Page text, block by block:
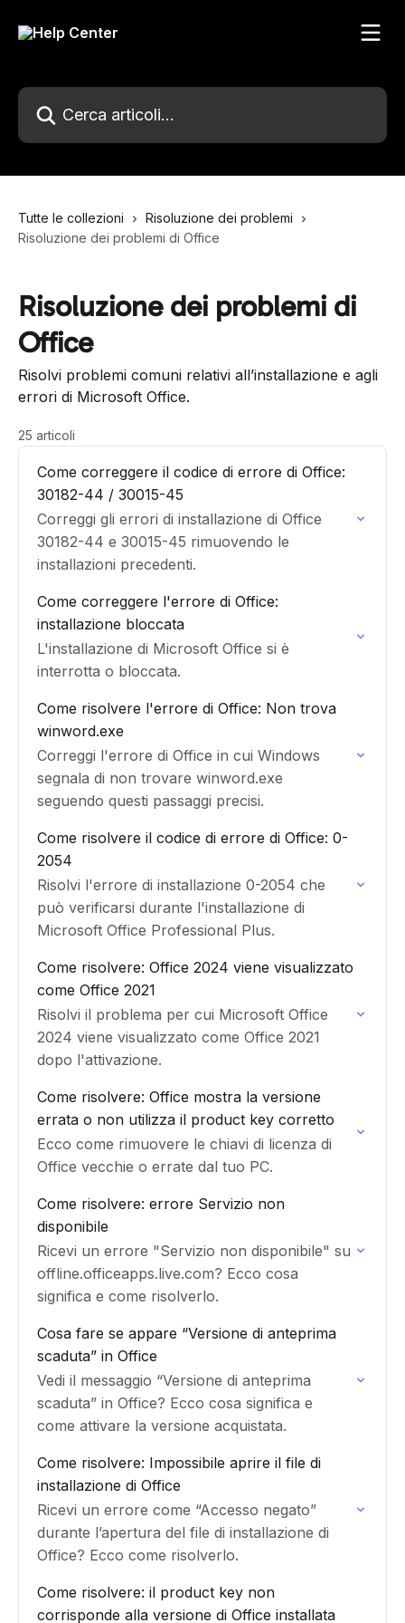
Cerca articoli…
Tutte le collezioni
Risoluzione dei problemi
Risoluzione dei problemi di Office
Risoluzione dei problemi di
Office
Risolvi problemi comuni relativi all’installazione e agli
errori di Microsoft Office.
25 articoli
Come correggere il codice di errore di Office:
30182-44 / 30015-45
Correggi gli errori di installazione di Office
30182-44 e 30015-45 rimuovendo le
installazioni precedenti.
Come correggere l'errore di Office:
installazione bloccata
L'installazione di Microsoft Office si è
interrotta o bloccata.
Come risolvere l'errore di Office: Non trova
winword.exe
Correggi l'errore di Office in cui Windows
segnala di non trovare winword.exe
seguendo questi passaggi precisi.
Come risolvere il codice di errore di Office: 0-
2054
Risolvi l'errore di installazione 0-2054 che
può verificarsi durante l'installazione di
Microsoft Office Professional Plus.
Come risolvere: Office 2024 viene visualizzato
come Office 2021
Risolvi il problema per cui Microsoft Office
2024 viene visualizzato come Office 2021
dopo l'attivazione.
Come risolvere: Office mostra la versione
errata o non utilizza il product key corretto
Ecco come rimuovere le chiavi di licenza di
Office vecchie o errate dal tuo PC.
Come risolvere: errore Servizio non
disponibile
Ricevi un errore "Servizio non disponibile" su
offline.officeapps.live.com? Ecco cosa
significa e come risolverlo.
Cosa fare se appare “Versione di anteprima
scaduta” in Office
Vedi il messaggio “Versione di anteprima
scaduta” in Office? Ecco cosa significa e
come attivare la versione acquistata.
Come risolvere: Impossibile aprire il file di
installazione di Office
Ricevi un errore come “Accesso negato”
durante l’apertura del file di installazione di
Office? Ecco come risolverlo.
Come risolvere: il product key non
corrisponde alla versione di Office installata